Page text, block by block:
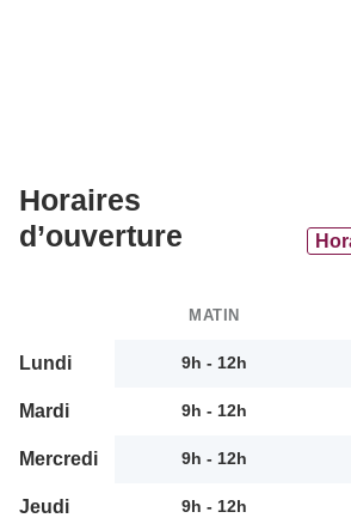
Horaires
d’ouverture
MATIN
Lundi 9h - 12h
Mardi 9h - 12h
Mercredi 9h - 12h
Jeudi 9h - 12h